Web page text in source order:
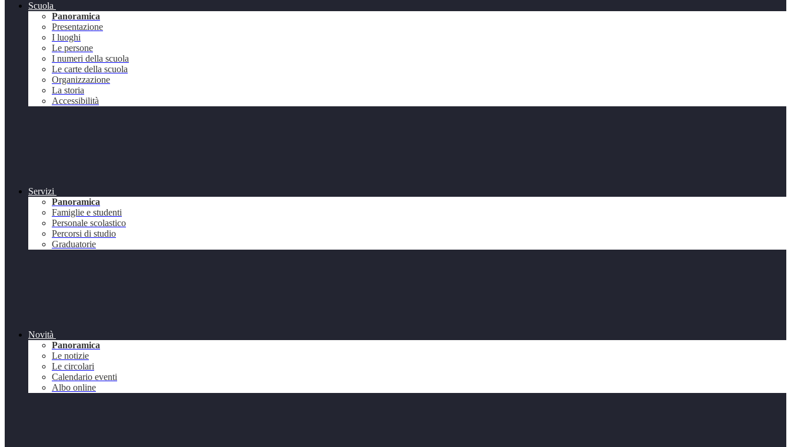
Scuola
Panoramica
Presentazione
I luoghi
Le persone
I numeri della scuola
Le carte della scuola
Organizzazione
La storia
Accessibilità
Servizi
Panoramica
Famiglie e studenti
Personale scolastico
Percorsi di studio
Graduatorie
Novità
Panoramica
Le notizie
Le circolari
Calendario eventi
Albo online